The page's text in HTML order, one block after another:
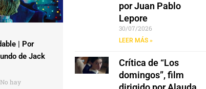
| Por
de Jack
No hay
por Juan Pablo
Lepore
30/07/2026
LEER MÁS »
Crítica de “Los
domingos”, film